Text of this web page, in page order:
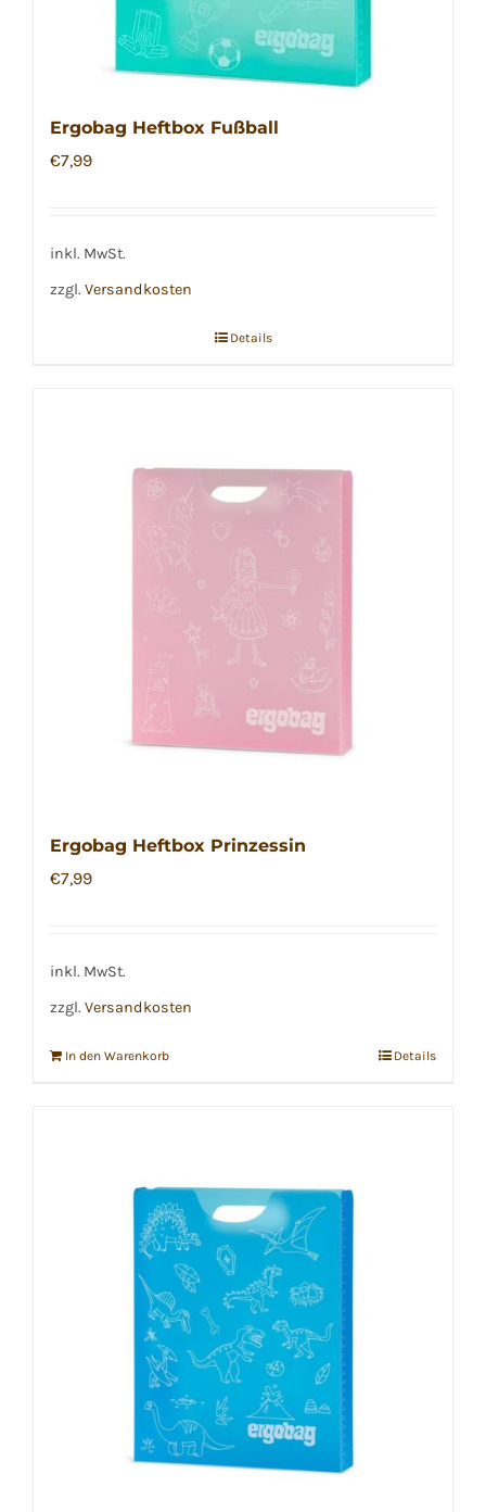
Ergobag Heftbox Fußball
€7,99
inkl. MwSt.
zzgl. Versandkosten
Details
Ergobag Heftbox Prinzessin
€7,99
inkl. MwSt.
zzgl. Versandkosten
In den Warenkorb Details